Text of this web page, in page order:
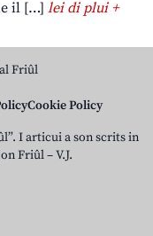
il […] lei di plui +
Friûl
Cookie Policy
I articui a son scrits in
Friûl – V.J.